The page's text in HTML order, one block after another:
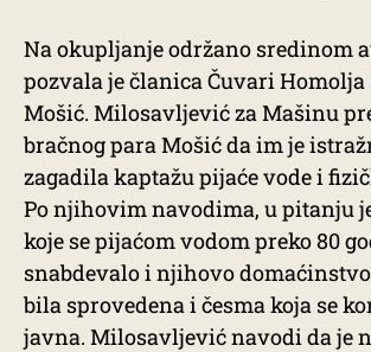
Na okupljanje održano sredinom
pozvala je članica Čuvari
Mošić. Milosavljević za Mašinu
bračnog para Mošić da im je
zagadila kaptažu pijaće vode i
Po njihovim navodima, u pitanju
koje se pijaćom vodom preko 80
snabdevalo i njihovo
bila sprovedena i česma koja se
javna. Milosavljević navodi da je